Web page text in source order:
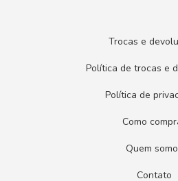
Trocas e
Política de trocas e
Política de
Como
Quem
Contato